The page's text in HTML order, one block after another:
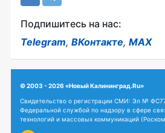
Подпишитесь на нас:
Telegram, ВКонтакте, MAX
© 2003 - 2026 «Новый Калининград.Ru»
Свидетельство о регистрации СМИ: Эл №
Федеральной службой по надзору в сфере
технологий и массовых коммуникаций